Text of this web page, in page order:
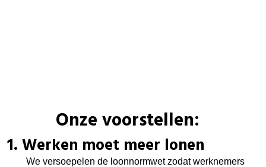
Onze voorstellen:
1. Werken moet meer lonen
We versoepelen de loonnormwet zodat werknemers